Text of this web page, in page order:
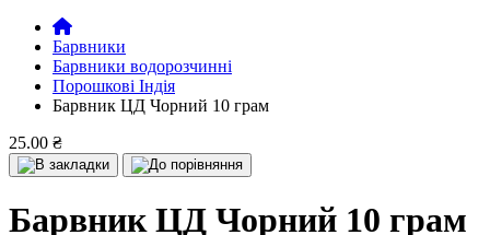
Барвники
Барвники водорозчинні
Порошкові Індія
Барвник ЦД Чорний 10 грам
25.00 ₴
Барвник ЦД Чорний 10 грам